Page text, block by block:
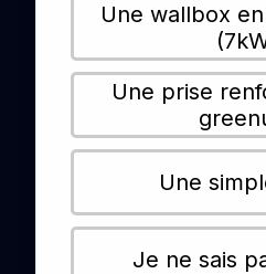
Une wallbox
Une prise
Une
Je ne sais